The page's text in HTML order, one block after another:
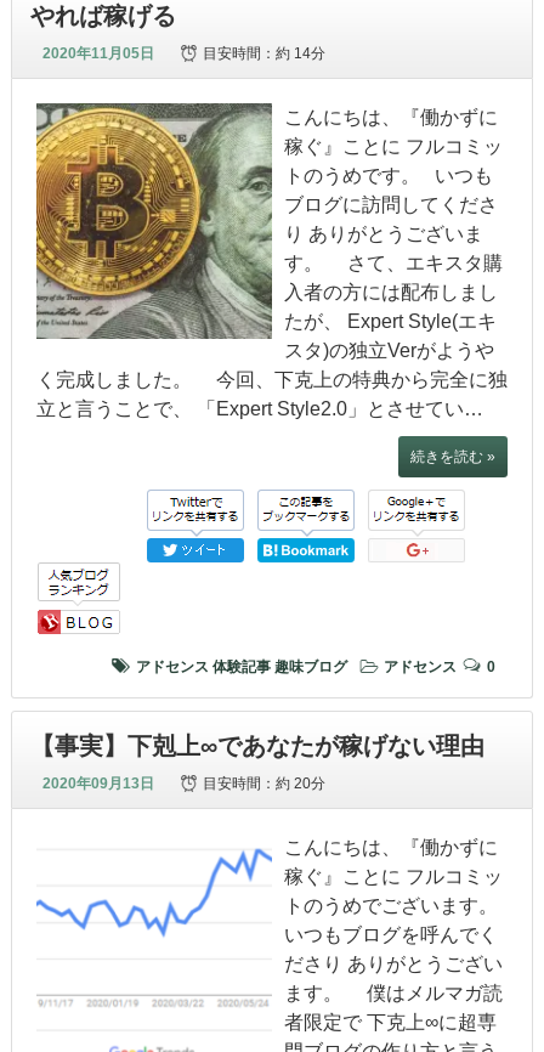
やれば稼げる
2020年11月05日 目安時間：約 14分
こんにちは、『働かずに
稼ぐ』ことに フルコミッ
トのうめです。 いつも
ブログに訪問してくださ
り ありがとうございま
す。 さて、エキスタ購
入者の方には配布しまし
たが、 Expert Style(エキ
スタ)の独立Verがようや
く完成しました。 今回、下克上の特典から完全に独
立と言うことで、 「Expert Style2.0」とさせてい…
続きを読む »
アドセンス 体験記事 趣味ブログ アドセンス 0
【事実】下剋上∞であなたが稼げない理由
2020年09月13日 目安時間：約 20分
こんにちは、『働かずに
稼ぐ』ことに フルコミッ
トのうめでございます。
いつもブログを呼んでく
ださり ありがとうござい
ます。 僕はメルマガ読
者限定で 下克上∞に超専